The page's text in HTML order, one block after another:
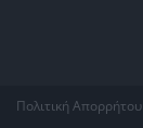
Πολιτική Απορρήτου